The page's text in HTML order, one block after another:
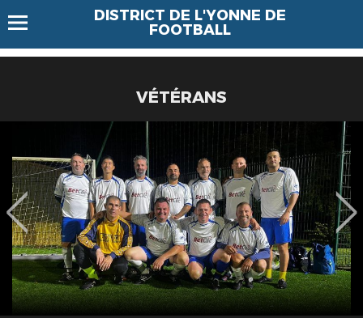
DISTRICT DE L'YONNE DE
FOOTBALL
VÉTÉRANS